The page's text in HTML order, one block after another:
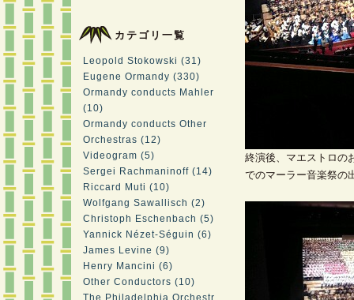
カテゴリ一覧
Leopold Stokowski (31)
Eugene Ormandy (330)
Ormandy conducts Mahler
(10)
Ormandy conducts Other
Orchestras (12)
Videogram (5)
Sergei Rachmaninoff (14)
Riccard Muti (10)
Wolfgang Sawallisch (2)
Christoph Eschenbach (5)
Yannick Nézet-Séguin (6)
James Levine (9)
Henry Mancini (6)
Other Conductors (10)
The Philadelphia Orchestr
終演後、マエストロの
でのマーラー音楽祭の